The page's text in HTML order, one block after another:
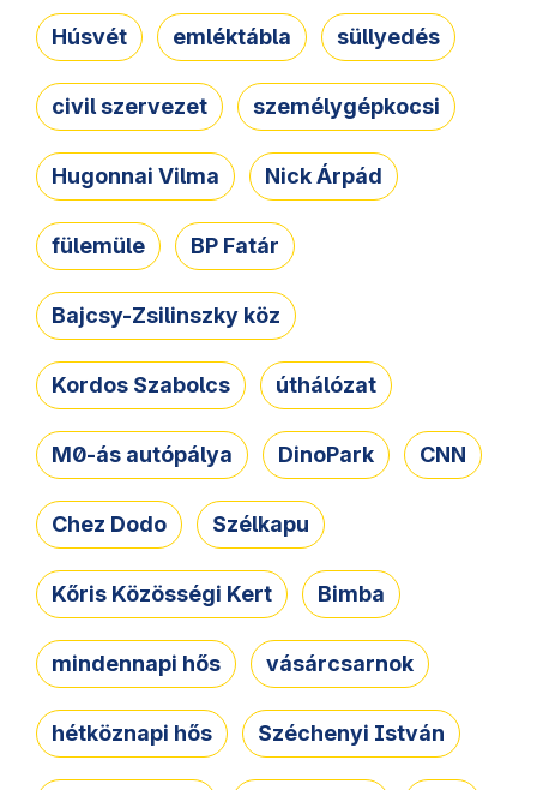
Húsvét emléktábla süllyedés
civil szervezet személygépkocsi
Hugonnai Vilma Nick Árpád
fülemüle BP Fatár
Bajcsy-Zsilinszky köz
Kordos Szabolcs úthálózat
M0-ás autópálya DinoPark CNN
Chez Dodo Szélkapu
Kőris Közösségi Kert Bimba
mindennapi hős vásárcsarnok
hétköznapi hős Széchenyi István